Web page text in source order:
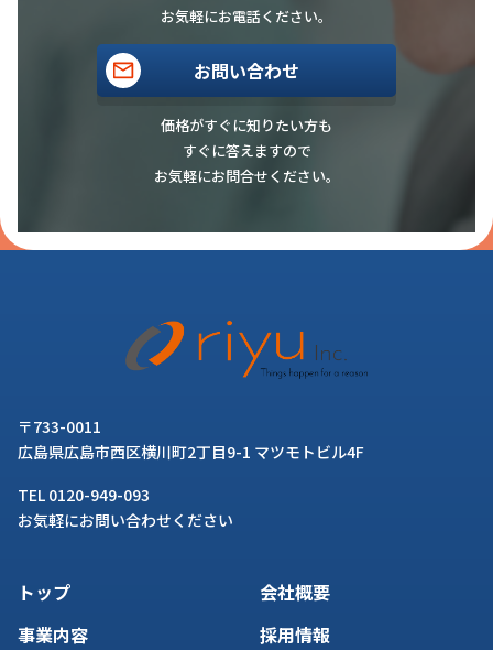
お気軽にお電話ください。
お問い合わせ
価格がすぐに知りたい方も
すぐに答えますので
お気軽にお問合せください。
〒733-0011
広島県広島市西区横川町2丁目9-1 マツモトビル4F
TEL 0120-949-093
お気軽にお問い合わせください
トップ
事業内容
会社概要
採用情報